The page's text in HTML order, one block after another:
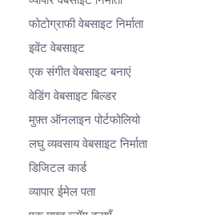
फोटोग्राफी वेबसाइट निर्माता
इवेंट वेबसाइट
एक संगीत वेबसाइट बनाएं
वेडिंग वेबसाइट बिल्डर
मुफ़्त ऑनलाइन पोर्टफोलियो
लघु व्यवसाय वेबसाइट निर्माता
डिजिटल कार्ड
व्यापार ईमेल पता